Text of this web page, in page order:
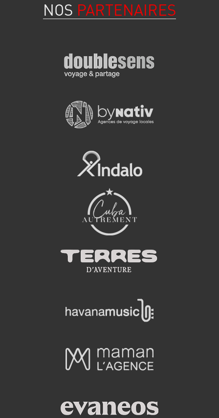
NOS PARTENAIRES